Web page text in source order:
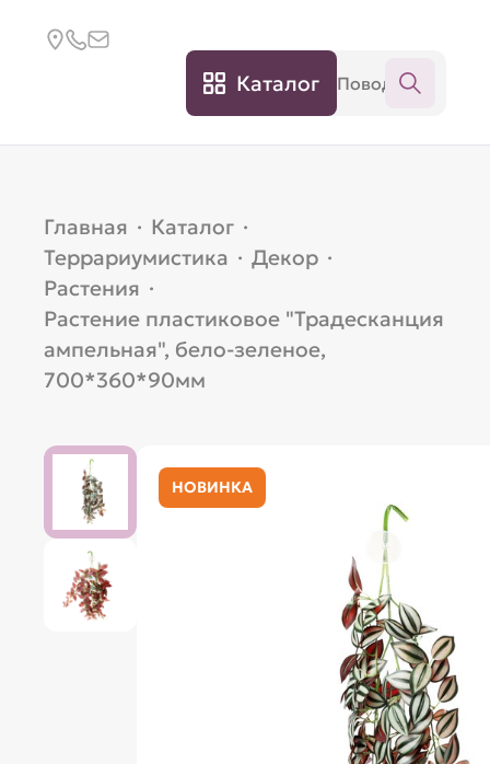
Каталог
Главная · Каталог ·
Террариумистика · Декор ·
Растения ·
Растение пластиковое "Традесканция
ампельная", бело-зеленое,
700*360*90мм
НОВИНКА